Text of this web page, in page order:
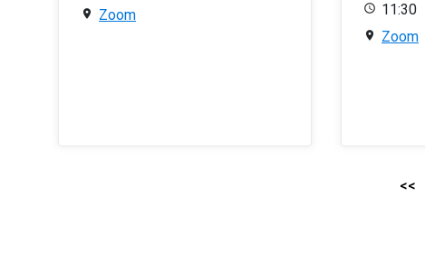
Zoom
11:30
Zoom
<<